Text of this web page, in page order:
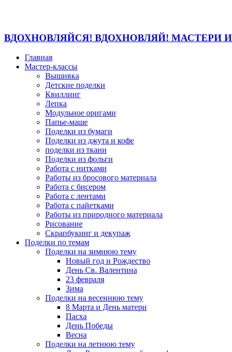
ВДОХНОВЛЯЙСЯ! ВДОХНОВЛЯЙ! МАСТЕРИ
Главная
Мастер-классы
Вышивка
Детские поделки
Квиллинг
Лепка
Модульное оригами
Папье-маше
Поделки из бумаги
Поделки из джута и кофе
поделки из ткани
Поделки из фольги
Работа с нитками
Работы из бросового материала
Работа с бисером
Работа с лентами
Работа с пайетками
Работы из природного материала
Рисование
Скрапбукинг и декупаж
Поделки по темам
Поделки на зимнюю тему
Новый год и Рождество
День Св. Валентина
23 февраля
Зима
Поделки на весеннюю тему
8 Марта и День матери
Пасха
День Победы
Весна
Поделки на летнюю тему